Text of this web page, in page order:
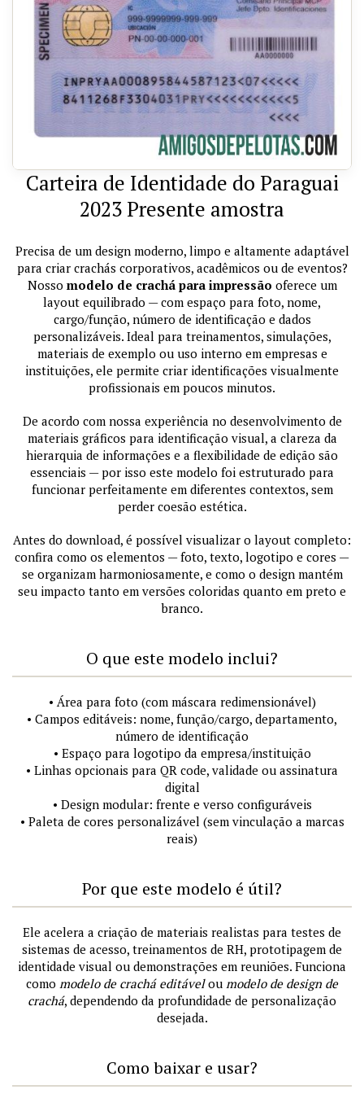
Carteira de Identidade do Paraguai
2023 Presente amostra
Precisa de um design moderno, limpo e altamente adaptável
para criar crachás corporativos, acadêmicos ou de eventos?
Nosso modelo de crachá para impressão oferece um
layout equilibrado — com espaço para foto, nome,
cargo/função, número de identificação e dados
personalizáveis. Ideal para treinamentos, simulações,
materiais de exemplo ou uso interno em empresas e
instituições, ele permite criar identificações visualmente
profissionais em poucos minutos.
De acordo com nossa experiência no desenvolvimento de
materiais gráficos para identificação visual, a clareza da
hierarquia de informações e a flexibilidade de edição são
essenciais — por isso este modelo foi estruturado para
funcionar perfeitamente em diferentes contextos, sem
perder coesão estética.
Antes do download, é possível visualizar o layout completo:
confira como os elementos — foto, texto, logotipo e cores —
se organizam harmoniosamente, e como o design mantém
seu impacto tanto em versões coloridas quanto em preto e
branco.
O que este modelo inclui?
• Área para foto (com máscara redimensionável)
• Campos editáveis: nome, função/cargo, departamento,
número de identificação
• Espaço para logotipo da empresa/instituição
• Linhas opcionais para QR code, validade ou assinatura
digital
• Design modular: frente e verso configuráveis
• Paleta de cores personalizável (sem vinculação a marcas
reais)
Por que este modelo é útil?
Ele acelera a criação de materiais realistas para testes de
sistemas de acesso, treinamentos de RH, prototipagem de
identidade visual ou demonstrações em reuniões. Funciona
como modelo de crachá editávelou modelo de design de
crachá, dependendo da profundidade de personalização
desejada.
Como baixar e usar?